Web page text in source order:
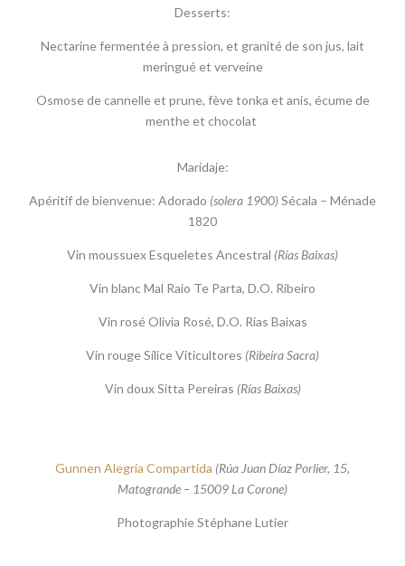
Desserts:
Nectarine fermentée à pression, et granité de son jus, lait
meringué et verveine
Osmose de cannelle et prune, fève tonka et anis, écume de
menthe et chocolat
Maridaje:
Apéritif de bienvenue: Adorado (solera 1900)Sécala – Ménade
1820
Vin moussuex Esqueletes Ancestral (Rías Baixas)
Vin blanc Mal Raio Te Parta, D.O. Ribeiro
Vin rosé Olivia Rosé, D.O. Rías Baixas
Vin rouge Sílice Viticultores (Ribeira Sacra)
Vin doux Sitta Pereiras (Rías Baixas)
Gunnen Alegría Compartida (Rúa Juan Díaz Porlier, 15,
Matogrande – 15009 La Corone)
Photographie Stéphane Lutier